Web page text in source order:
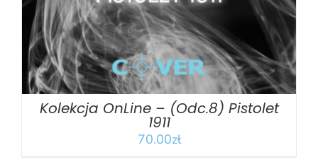
Kolekcja OnLine – (Odc.8) Pistolet
1911
70.00zł